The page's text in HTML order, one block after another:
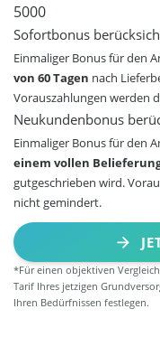
Sofortbonus
Einmaliger Bonus für den
von 60 Tagen nach
Vorauszahlungen werden
Neukundenbonus
Einmaliger Bonus für den
einem vollen
gutgeschrieben wird.
nicht gemindert.
*Für einen objektiven
Tarif Ihres jetzigen
Ihren Bedürfnissen festlegen.